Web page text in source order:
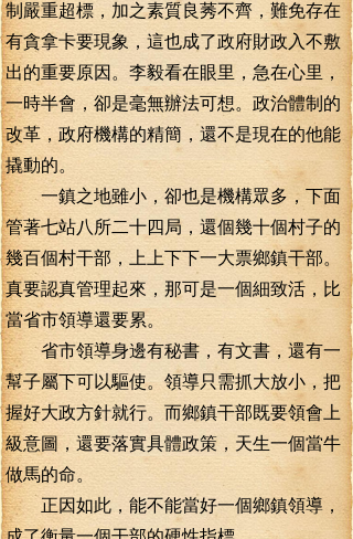
制嚴重超標，加之素質良莠不齊，難免存在
有貪拿卡要現象，這也成了政府財政入不敷
出的重要原因。李毅看在眼里，急在心里，
一時半會，卻是毫無辦法可想。政治體制的
改革，政府機構的精簡，還不是現在的他能
撬動的。
一鎮之地雖小，卻也是機構眾多，下面
管著七站八所二十四局，還個幾十個村子的
幾百個村干部，上上下下一大票鄉鎮干部。
真要認真管理起來，那可是一個細致活，比
當省市領導還要累。
省市領導身邊有秘書，有文書，還有一
幫子屬下可以驅使。領導只需抓大放小，把
握好大政方針就行。而鄉鎮干部既要領會上
級意圖，還要落實具體政策，天生一個當牛
做馬的命。
正因如此，能不能當好一個鄉鎮領導，